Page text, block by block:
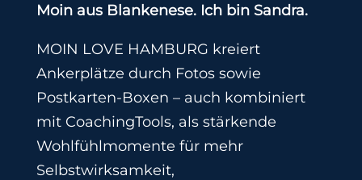
Moin aus Blankenese. Ich bin Sandra.
MOIN LOVE HAMBURG kreiert
Ankerplätze durch Fotos sowie
Postkarten-Boxen – auch kombiniert
mit CoachingTools, als stärkende
Wohlfühlmomente für mehr
Selbstwirksamkeit,